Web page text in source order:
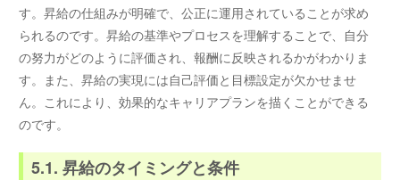
す。昇給の仕組みが明確で、公正に運用されていることが求め
られるのです。昇給の基準やプロセスを理解することで、自分
の努力がどのように評価され、報酬に反映されるかがわかりま
す。また、昇給の実現には自己評価と目標設定が欠かせませ
ん。これにより、効果的なキャリアプランを描くことができる
のです。
5.1. 昇給のタイミングと条件